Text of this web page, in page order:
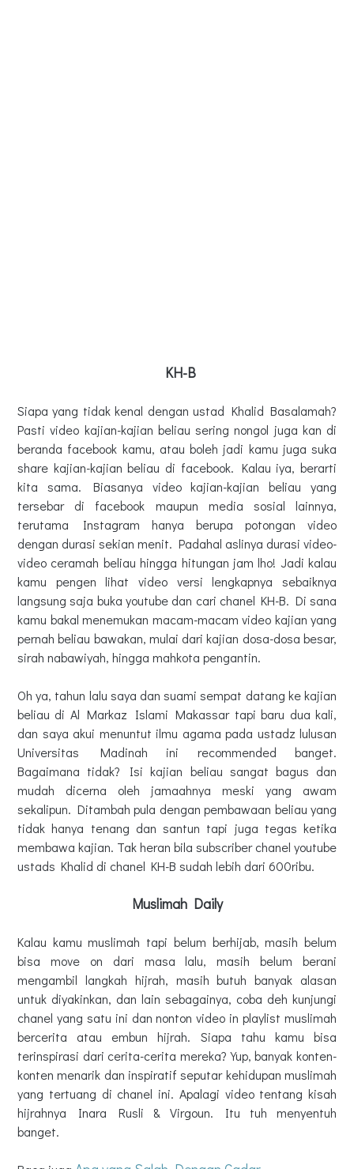
KH-B
Siapa yang tidak kenal dengan ustad Khalid Basalamah?
Pasti video kajian-kajian beliau sering nongol juga kan di
beranda facebook kamu, atau boleh jadi kamu juga suka
share kajian-kajian beliau di facebook. Kalau iya, berarti
kita sama. Biasanya video kajian-kajian beliau yang
tersebar di facebook maupun media sosial lainnya,
terutama Instagram hanya berupa potongan video
dengan durasi sekian menit. Padahal aslinya durasi video-
video ceramah beliau hingga hitungan jam lho! Jadi kalau
kamu pengen lihat video versi lengkapnya sebaiknya
langsung saja buka youtube dan cari chanel KH-B. Di sana
kamu bakal menemukan macam-macam video kajian yang
pernah beliau bawakan, mulai dari kajian dosa-dosa besar,
sirah nabawiyah, hingga mahkota pengantin.
Oh ya, tahun lalu saya dan suami sempat datang ke kajian
beliau di Al Markaz Islami Makassar tapi baru dua kali,
dan saya akui menuntut ilmu agama pada ustadz lulusan
Universitas Madinah ini recommended banget.
Bagaimana tidak? Isi kajian beliau sangat bagus dan
mudah dicerna oleh jamaahnya meski yang awam
sekalipun. Ditambah pula dengan pembawaan beliau yang
tidak hanya tenang dan santun tapi juga tegas ketika
membawa kajian. Tak heran bila subscriber chanel youtube
ustads Khalid di chanel KH-B sudah lebih dari 600ribu.
Muslimah Daily
Kalau kamu muslimah tapi belum berhijab, masih belum
bisa move on dari masa lalu, masih belum berani
mengambil langkah hijrah, masih butuh banyak alasan
untuk diyakinkan, dan lain sebagainya, coba deh kunjungi
chanel yang satu ini dan nonton video in playlist muslimah
bercerita atau embun hijrah. Siapa tahu kamu bisa
terinspirasi dari cerita-cerita mereka?Yup, banyak konten-
konten menarik dan inspiratif seputar kehidupan muslimah
yang tertuang di chanel ini. Apalagi video tentang kisah
hijrahnya Inara Rusli & Virgoun. Itu tuh menyentuh
banget.